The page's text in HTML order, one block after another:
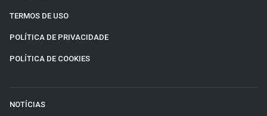
TERMOS DE USO
POLÍTICA DE PRIVACIDADE
POLÍTICA DE COOKIES
NOTÍCIAS